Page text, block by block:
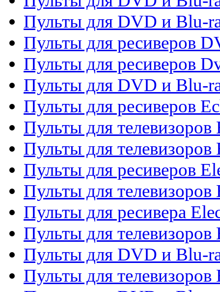
Пульты для DVD и Blu-
Пульты для ресиверов
Пульты для ресиверов
Пульты для DVD и Blu-
Пульты для ресиверов
Пульты для телевизоров
Пульты для телевизоров
Пульты для ресиверов
Пульты для телевизоров
Пульты для ресивера
Пульты для телевизоров
Пульты для DVD и Blu-
Пульты для телевизоров